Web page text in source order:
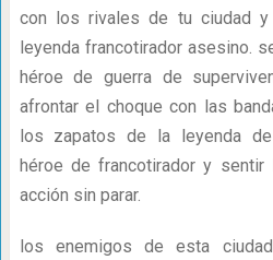
con los rivales de tu ciudad
leyenda francotirador asesino.
héroe de guerra de
afrontar el choque con las
los zapatos de la leyenda de
héroe de francotirador y
acción sin parar.
los enemigos de esta